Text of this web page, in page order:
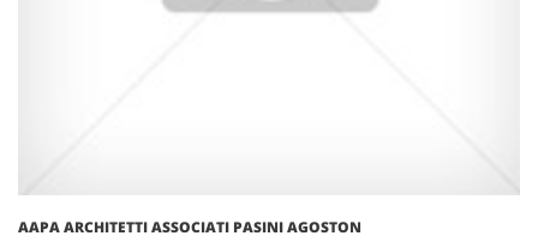
AAPA ARCHITETTI ASSOCIATI PASINI AGOSTON